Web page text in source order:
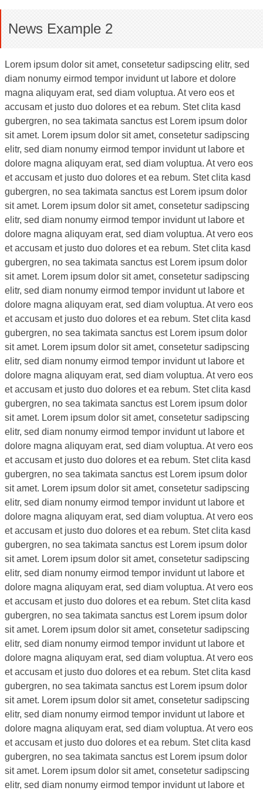
News Example 2
Lorem ipsum dolor sit amet, consetetur sadipscing elitr, sed
diam nonumy eirmod tempor invidunt ut labore et dolore
magna aliquyam erat, sed diam voluptua. At vero eos et
accusam et justo duo dolores et ea rebum. Stet clita kasd
gubergren, no sea takimata sanctus est Lorem ipsum dolor
sit amet. Lorem ipsum dolor sit amet, consetetur sadipscing
elitr, sed diam nonumy eirmod tempor invidunt ut labore et
dolore magna aliquyam erat, sed diam voluptua. At vero eos
et accusam et justo duo dolores et ea rebum. Stet clita kasd
gubergren, no sea takimata sanctus est Lorem ipsum dolor
sit amet. Lorem ipsum dolor sit amet, consetetur sadipscing
elitr, sed diam nonumy eirmod tempor invidunt ut labore et
dolore magna aliquyam erat, sed diam voluptua. At vero eos
et accusam et justo duo dolores et ea rebum. Stet clita kasd
gubergren, no sea takimata sanctus est Lorem ipsum dolor
sit amet. Lorem ipsum dolor sit amet, consetetur sadipscing
elitr, sed diam nonumy eirmod tempor invidunt ut labore et
dolore magna aliquyam erat, sed diam voluptua. At vero eos
et accusam et justo duo dolores et ea rebum. Stet clita kasd
gubergren, no sea takimata sanctus est Lorem ipsum dolor
sit amet. Lorem ipsum dolor sit amet, consetetur sadipscing
elitr, sed diam nonumy eirmod tempor invidunt ut labore et
dolore magna aliquyam erat, sed diam voluptua. At vero eos
et accusam et justo duo dolores et ea rebum. Stet clita kasd
gubergren, no sea takimata sanctus est Lorem ipsum dolor
sit amet. Lorem ipsum dolor sit amet, consetetur sadipscing
elitr, sed diam nonumy eirmod tempor invidunt ut labore et
dolore magna aliquyam erat, sed diam voluptua. At vero eos
et accusam et justo duo dolores et ea rebum. Stet clita kasd
gubergren, no sea takimata sanctus est Lorem ipsum dolor
sit amet. Lorem ipsum dolor sit amet, consetetur sadipscing
elitr, sed diam nonumy eirmod tempor invidunt ut labore et
dolore magna aliquyam erat, sed diam voluptua. At vero eos
et accusam et justo duo dolores et ea rebum. Stet clita kasd
gubergren, no sea takimata sanctus est Lorem ipsum dolor
sit amet. Lorem ipsum dolor sit amet, consetetur sadipscing
elitr, sed diam nonumy eirmod tempor invidunt ut labore et
dolore magna aliquyam erat, sed diam voluptua. At vero eos
et accusam et justo duo dolores et ea rebum. Stet clita kasd
gubergren, no sea takimata sanctus est Lorem ipsum dolor
sit amet. Lorem ipsum dolor sit amet, consetetur sadipscing
elitr, sed diam nonumy eirmod tempor invidunt ut labore et
dolore magna aliquyam erat, sed diam voluptua. At vero eos
et accusam et justo duo dolores et ea rebum. Stet clita kasd
gubergren, no sea takimata sanctus est Lorem ipsum dolor
sit amet. Lorem ipsum dolor sit amet, consetetur sadipscing
elitr, sed diam nonumy eirmod tempor invidunt ut labore et
dolore magna aliquyam erat, sed diam voluptua. At vero eos
et accusam et justo duo dolores et ea rebum. Stet clita kasd
gubergren, no sea takimata sanctus est Lorem ipsum dolor
sit amet. Lorem ipsum dolor sit amet, consetetur sadipscing
elitr, sed diam nonumy eirmod tempor invidunt ut labore et